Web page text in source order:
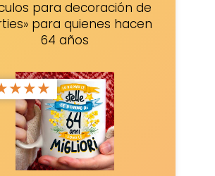
para decoración de
para quienes hacen
64 años
★★★